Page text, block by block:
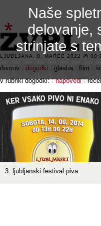
3.2 alfa
LJUBLJANA, 8. MAREC 2022 @
domov dogodki glasba film
v rubriki dogodki:
napovedi
3. ljubljanski festival piva
Naše
delovanje,
strinjate s